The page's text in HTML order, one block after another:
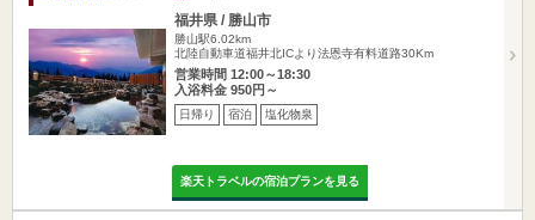
福井県 / 勝山市
勝山駅6.02km
北陸自動車道福井北ICより法恩寺有料道路30Km
営業時間 12:00～18:30
入浴料金 950円～
日帰り 宿泊 塩化物泉
楽天トラベルの宿泊プランを見る